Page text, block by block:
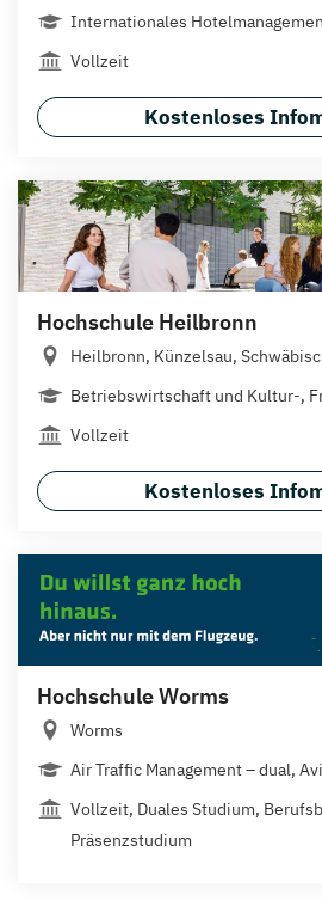
Internationales
Vollzeit
Kostenloses
Hochschule Heilbronn
Heilbronn, Künzelsau,
Betriebswirtschaft und Kultur-,
Vollzeit
Kostenloses
Hochschule Worms
Worms
Air Traffic Management – dual,
Vollzeit, Duales Studium,
Präsenzstudium